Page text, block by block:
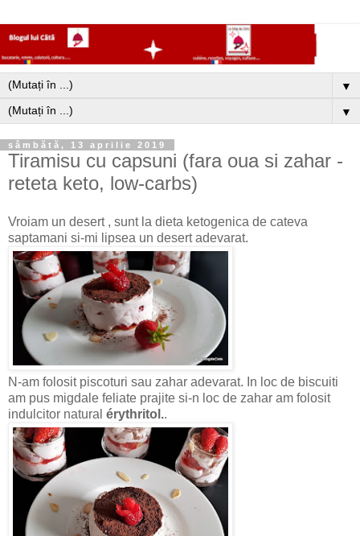
▼
▼
sâmbătă, 13 aprilie 2019
Tiramisu cu capsuni (fara oua si zahar -
reteta keto, low-carbs)
Vroiam un desert , sunt la dieta ketogenica de cateva
saptamani si-mi lipsea un desert adevarat.
N-am folosit piscoturi sau zahar adevarat. In loc de biscuiti
am pus migdale feliate prajite si-n loc de zahar am folosit
indulcitor natural érythritol..